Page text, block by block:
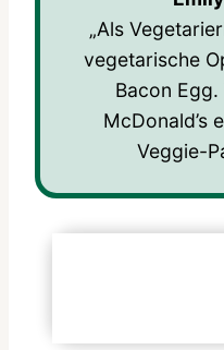
„Als
vegetarische
Bacon
McDonald’s
Veggie-